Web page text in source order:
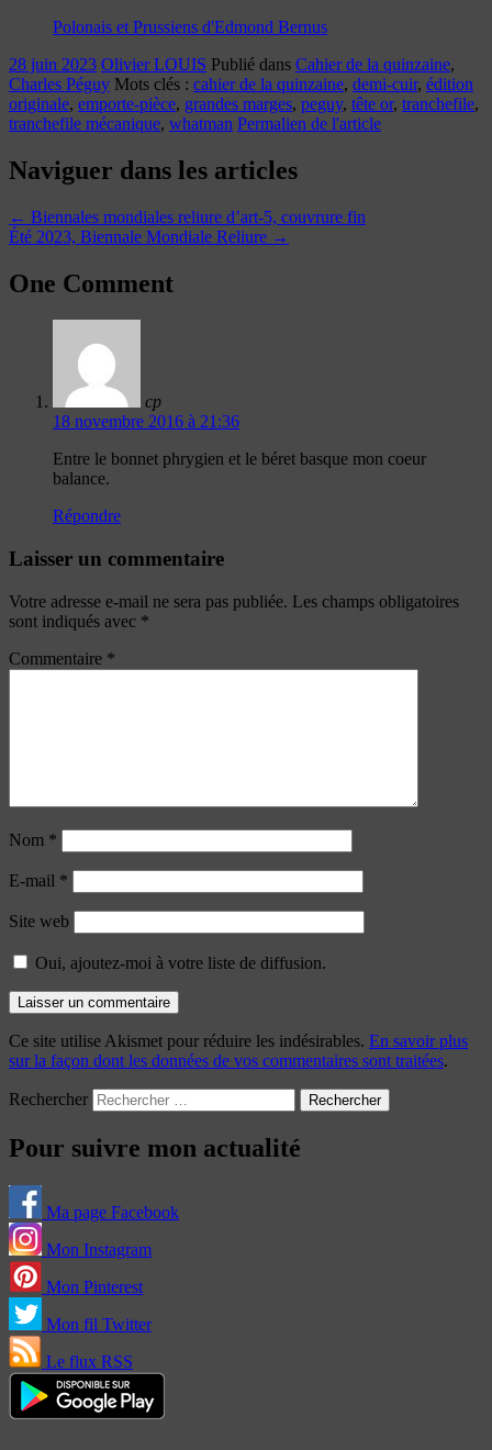
Polonais et Prussiens d'Edmond Bernus
28 juin 2023 Olivier LOUIS Publié dans Cahier de la quinzaine,
Charles Péguy Mots clés : cahier de la quinzaine, demi-cuir, édition
originale, emporte-pièce, grandes marges, peguy, tête or, tranchefile,
tranchefile mécanique, whatman Permalien de l'article
Naviguer dans les articles
← Biennales mondiales reliure d’art-5, couvrure fin
Été 2023, Biennale Mondiale Reliure →
One Comment
cp
18 novembre 2016 à 21:36
Entre le bonnet phrygien et le béret basque mon coeur
balance.
Répondre
Laisser un commentaire
Votre adresse e-mail ne sera pas publiée. Les champs obligatoires
sont indiqués avec *
Commentaire *
Nom *
E-mail *
Site web
Oui, ajoutez-moi à votre liste de diffusion.
Ce site utilise Akismet pour réduire les indésirables. En savoir plus
sur la façon dont les données de vos commentaires sont traitées.
Rechercher
Pour suivre mon actualité
Ma page Facebook
Mon Instagram
Mon Pinterest
Mon fil Twitter
Le flux RSS